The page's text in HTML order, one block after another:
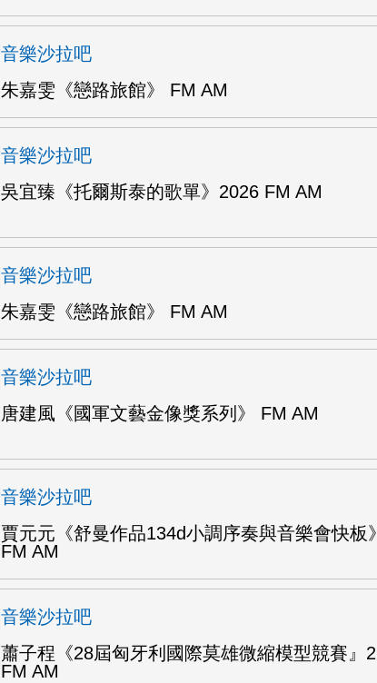
音樂沙拉吧
朱嘉雯《戀路旅館》 FM AM
音樂沙拉吧
吳宜臻《托爾斯泰的歌單》2026 FM AM
音樂沙拉吧
朱嘉雯《戀路旅館》 FM AM
音樂沙拉吧
唐建風《國軍文藝金像獎系列》 FM AM
音樂沙拉吧
賈元元《舒曼作品134d小調序奏與音樂會快板》
FM AM
音樂沙拉吧
蕭子程《28屆匈牙利國際莫雄微縮模型競賽』2
FM AM